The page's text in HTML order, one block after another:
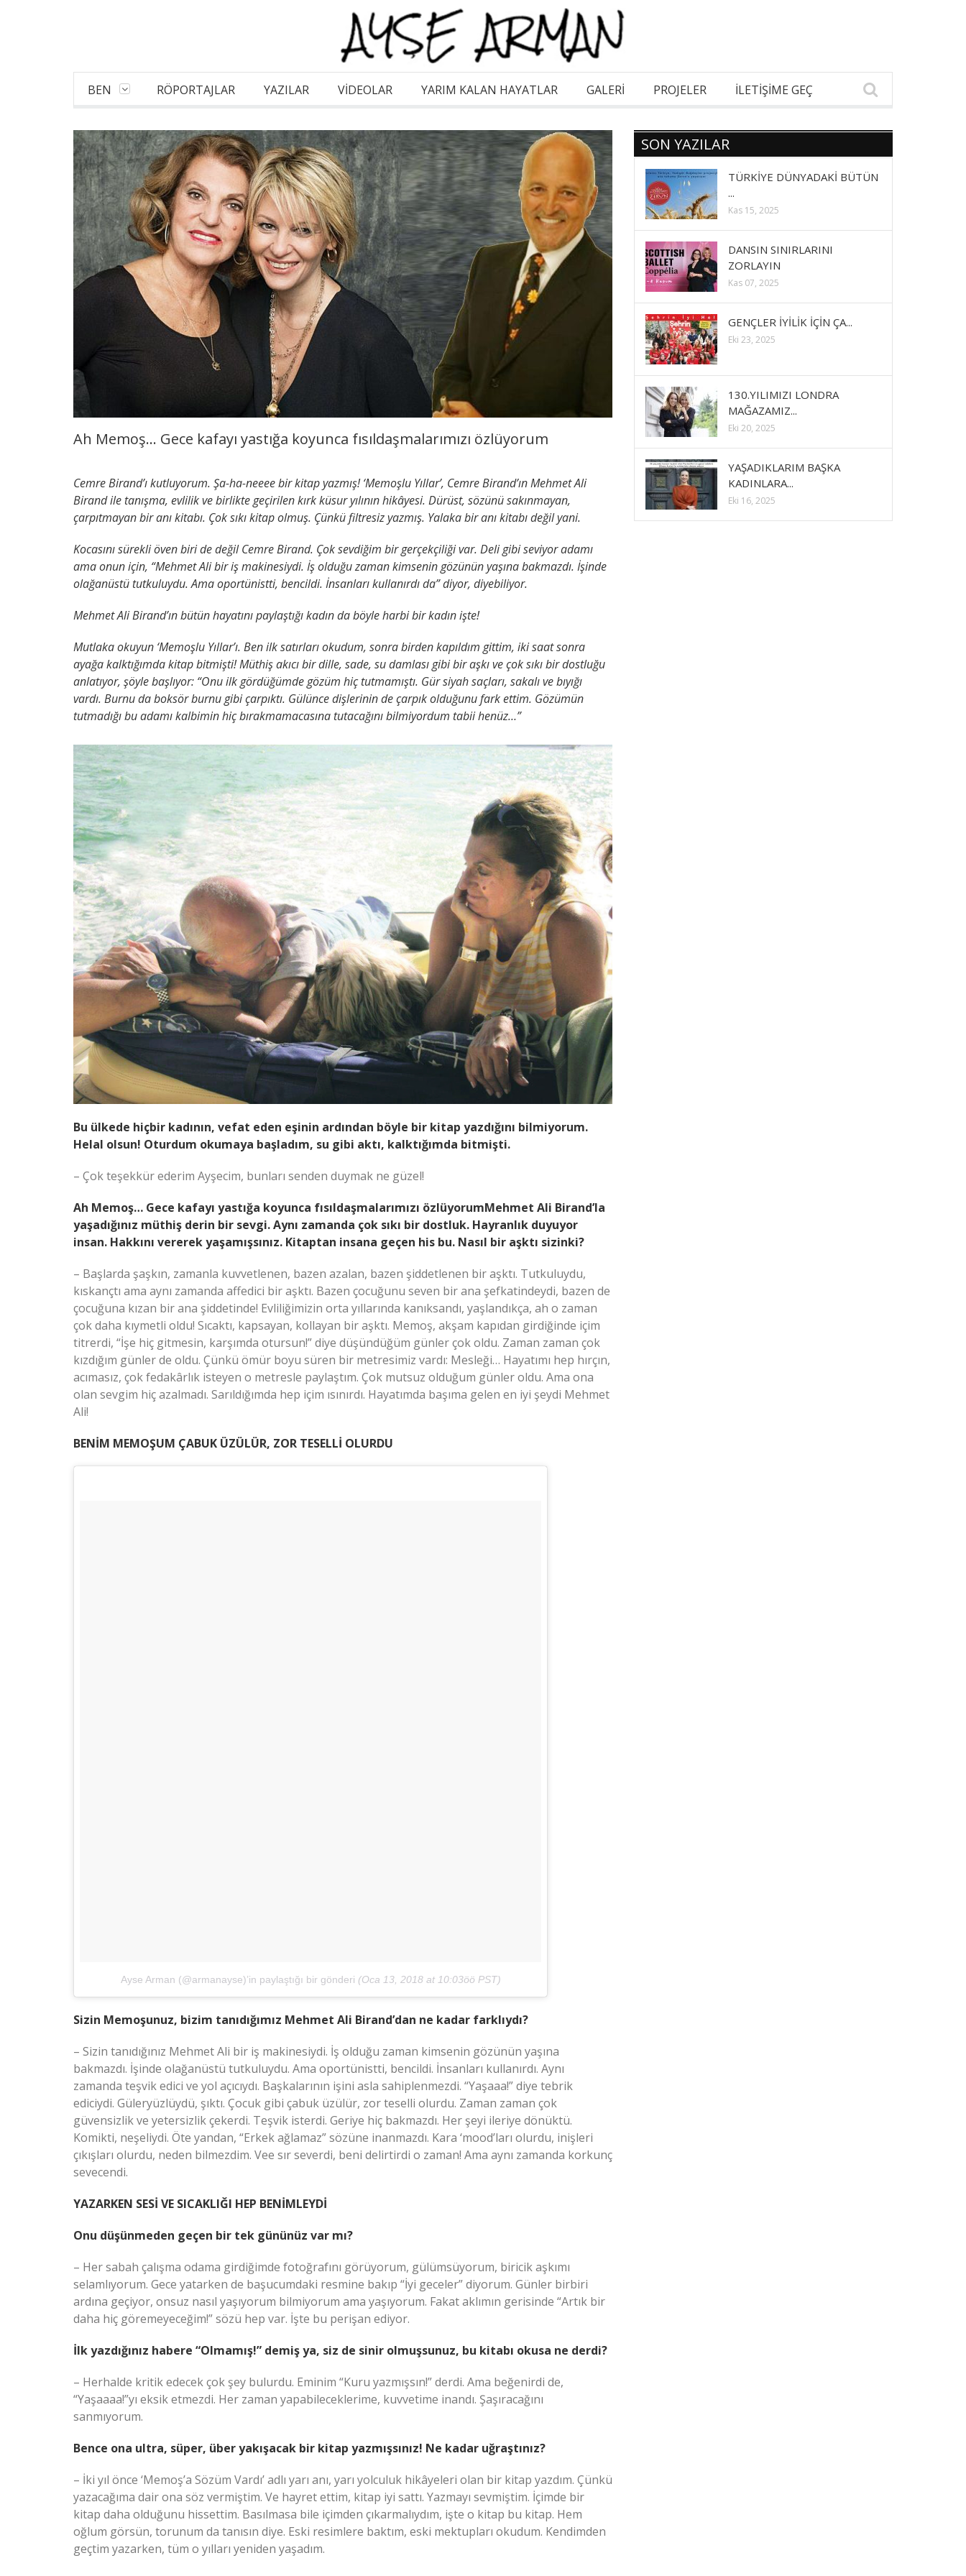
BEN RÖPORTAJLAR YAZILAR VİDEOLAR YARIM KALAN HAYATLAR GALERI PROJELER İLETİŞİME GEÇ
Ah Memoş… Gece kafayı yastığa koyunca fısıldaşmalarımızı özlüyorum
Cemre Birand’ı kutluyorum. Şa-ha-neeee bir kitap yazmış! ‘Memoşlu Yıllar’, Cemre Birand’ın Mehmet Ali
Birand ile tanışma, evlilik ve birlikte geçirilen kırk küsur yılının hikâyesi. Dürüst, sözünü sakınmayan,
çarpıtmayan bir anı kitabı. Çok sıkı kitap olmuş. Çünkü filtresiz yazmış. Yalaka bir anı kitabı değil yani.
Kocasını sürekli öven biri de değil Cemre Birand. Çok sevdiğim bir gerçekçiliği var. Deli gibi seviyor adamı
ama onun için, “Mehmet Ali bir iş makinesiydi. İş olduğu zaman kimsenin gözünün yaşına bakmazdı. İşinde
olağanüstü tutkuluydu. Ama oportünistti, bencildi. İnsanları kullanırdı da” diyor, diyebiliyor.
Mehmet Ali Birand’ın bütün hayatını paylaştığı kadın da böyle harbi bir kadın işte!
Mutlaka okuyun ‘Memoşlu Yıllar’ı. Ben ilk satırları okudum, sonra birden kapıldım gittim, iki saat sonra
ayağa kalktığımda kitap bitmişti! Müthiş akıcı bir dille, sade, su damlası gibi bir aşkı ve çok sıkı bir dostluğu
anlatıyor, şöyle başlıyor: “Onu ilk gördüğümde gözüm hiç tutmamıştı. Gür siyah saçları, sakalı ve bıyığı
vardı. Burnu da boksör burnu gibi çarpıktı. Gülünce dişlerinin de çarpık olduğunu fark ettim. Gözümün
tutmadığı bu adamı kalbimin hiç bırakmamacasına tutacağını bilmiyordum tabii henüz…”
Bu ülkede hiçbir kadının, vefat eden eşinin ardından böyle bir kitap yazdığını bilmiyorum.
Helal olsun! Oturdum okumaya başladım, su gibi aktı, kalktığımda bitmişti.
– Çok teşekkür ederim Ayşecim, bunları senden duymak ne güzel!
Ah Memoş… Gece kafayı yastığa koyunca fısıldaşmalarımızı özlüyorumMehmet Ali Birand’la
yaşadığınız müthiş derin bir sevgi. Aynı zamanda çok sıkı bir dostluk. Hayranlık duyuyor
insan. Hakkını vererek yaşamışsınız. Kitaptan insana geçen his bu. Nasıl bir aşktı sizinki?
– Başlarda şaşkın, zamanla kuvvetlenen, bazen azalan, bazen şiddetlenen bir aşktı. Tutkuluydu,
kıskançtı ama aynı zamanda affedici bir aşktı. Bazen çocuğunu seven bir ana şefkatindeydi, bazen de
çocuğuna kızan bir ana şiddetinde! Evliliğimizin orta yıllarında kanıksandı, yaşlandıkça, ah o zaman
çok daha kıymetli oldu! Sıcaktı, kapsayan, kollayan bir aşktı. Memoş, akşam kapıdan girdiğinde içim
titrerdi, “İşe hiç gitmesin, karşımda otursun!” diye düşündüğüm günler çok oldu. Zaman zaman çok
kızdığım günler de oldu. Çünkü ömür boyu süren bir metresimiz vardı: Mesleği… Hayatımı hep hırçın,
acımasız, çok fedakârlık isteyen o metresle paylaştım. Çok mutsuz olduğum günler oldu. Ama ona
olan sevgim hiç azalmadı. Sarıldığımda hep içim ısınırdı. Hayatımda başıma gelen en iyi şeydi Mehmet
Ali!
BENİM MEMOŞUM ÇABUK ÜZÜLÜR, ZOR TESELLİ OLURDU
Ayse Arman (@armanayse)’in paylaştığı bir gönderi (Oca 13, 2018 at 10:03öö PST)
Sizin Memoşunuz, bizim tanıdığımız Mehmet Ali Birand’dan ne kadar farklıydı?
– Sizin tanıdığınız Mehmet Ali bir iş makinesiydi. İş olduğu zaman kimsenin gözünün yaşına
bakmazdı. İşinde olağanüstü tutkuluydu. Ama oportünistti, bencildi. İnsanları kullanırdı. Aynı
zamanda teşvik edici ve yol açıcıydı. Başkalarının işini asla sahiplenmezdi. “Yaşaaa!” diye tebrik
ediciydi. Güleryüzlüydü, şıktı. Çocuk gibi çabuk üzülür, zor teselli olurdu. Zaman zaman çok
güvensizlik ve yetersizlik çekerdi. Teşvik isterdi. Geriye hiç bakmazdı. Her şeyi ileriye dönüktü.
Komikti, neşeliydi. Öte yandan, “Erkek ağlamaz” sözüne inanmazdı. Kara ‘mood’ları olurdu, inişleri
çıkışları olurdu, neden bilmezdim. Vee sır severdi, beni delirtirdi o zaman! Ama aynı zamanda korkunç
sevecendi.
YAZARKEN SESİ VE SICAKLIĞI HEP BENİMLEYDİ
Onu düşünmeden geçen bir tek gününüz var mı?
– Her sabah çalışma odama girdiğimde fotoğrafını görüyorum, gülümsüyorum, biricik aşkımı
selamlıyorum. Gece yatarken de başucumdaki resmine bakıp “İyi geceler” diyorum. Günler birbiri
ardına geçiyor, onsuz nasıl yaşıyorum bilmiyorum ama yaşıyorum. Fakat aklımın gerisinde “Artık bir
daha hiç göremeyeceğim!” sözü hep var. İşte bu perişan ediyor.
İlk yazdığınız habere “Olmamış!” demiş ya, siz de sinir olmuşsunuz, bu kitabı okusa ne derdi?
– Herhalde kritik edecek çok şey bulurdu. Eminim “Kuru yazmışsın!” derdi. Ama beğenirdi de,
“Yaşaaaa!”yı eksik etmezdi. Her zaman yapabileceklerime, kuvvetime inandı. Şaşıracağını
sanmıyorum.
Bence ona ultra, süper, über yakışacak bir kitap yazmışsınız! Ne kadar uğraştınız?
– İki yıl önce ‘Memoş’a Sözüm Vardı’ adlı yarı anı, yarı yolculuk hikâyeleri olan bir kitap yazdım. Çünkü
yazacağıma dair ona söz vermiştim. Ve hayret ettim, kitap iyi sattı. Yazmayı sevmiştim. İçimde bir
kitap daha olduğunu hissettim. Basılmasa bile içimden çıkarmalıydım, işte o kitap bu kitap. Hem
oğlum görsün, torunum da tanısın diye. Eski resimlere baktım, eski mektupları okudum. Kendimden
geçtim yazarken, tüm o yılları yeniden yaşadım.
SON YAZILAR
TÜRKİYE DÜNYADAKİ BÜTÜN
...
Kas 15, 2025
DANSIN SINIRLARINI
ZORLAYIN
Kas 07, 2025
GENÇLER İYİLİK İÇİN ÇA...
Eki 23, 2025
130.YILIMIZI LONDRA
MAĞAZAMIZ...
Eki 20, 2025
YAŞADIKLARIM BAŞKA
KADINLARA...
Eki 16, 2025